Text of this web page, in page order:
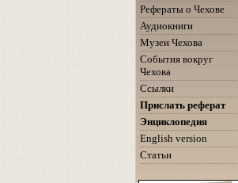
Рефераты о Чехове
Аудиокниги
Музеи Чехова
События вокруг
Чехова
Ссылки
Прислать реферат
Энциклопедия
English version
Статьи